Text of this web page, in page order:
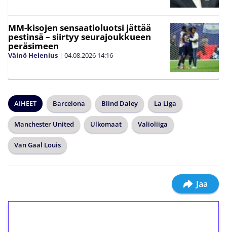
MM-kisojen sensaatioluotsi jättää
pestinsä – siirtyy seurajoukkueen
peräsimeen
Väinö Helenius | 04.08.2026 14:16
AIHEET Barcelona Blind Daley La Liga
Manchester United Ulkomaat Valioliiga
Van Gaal Louis
Jaa